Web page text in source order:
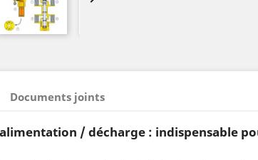
Documents joints
/ décharge : indispensable